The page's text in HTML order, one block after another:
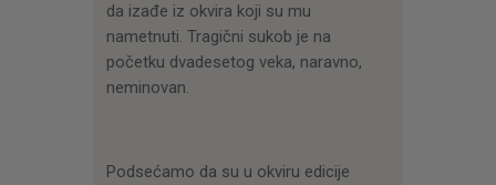
da izađe iz okvira koji su mu
nametnuti. Tragični sukob je na
početku dvadesetog veka, naravno,
neminovan.
Podsećamo da su u okviru edicije